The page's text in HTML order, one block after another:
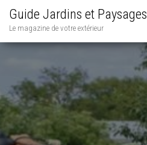
Guide Jardins et Paysages
Le magazine de votre extérieur